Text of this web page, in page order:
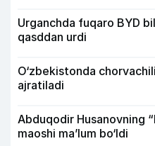
Urganchda fuqaro BYD
qasddan urdi
O‘zbekistonda
ajratiladi
Abduqodir Husanovning
maoshi ma’lum bo‘ldi